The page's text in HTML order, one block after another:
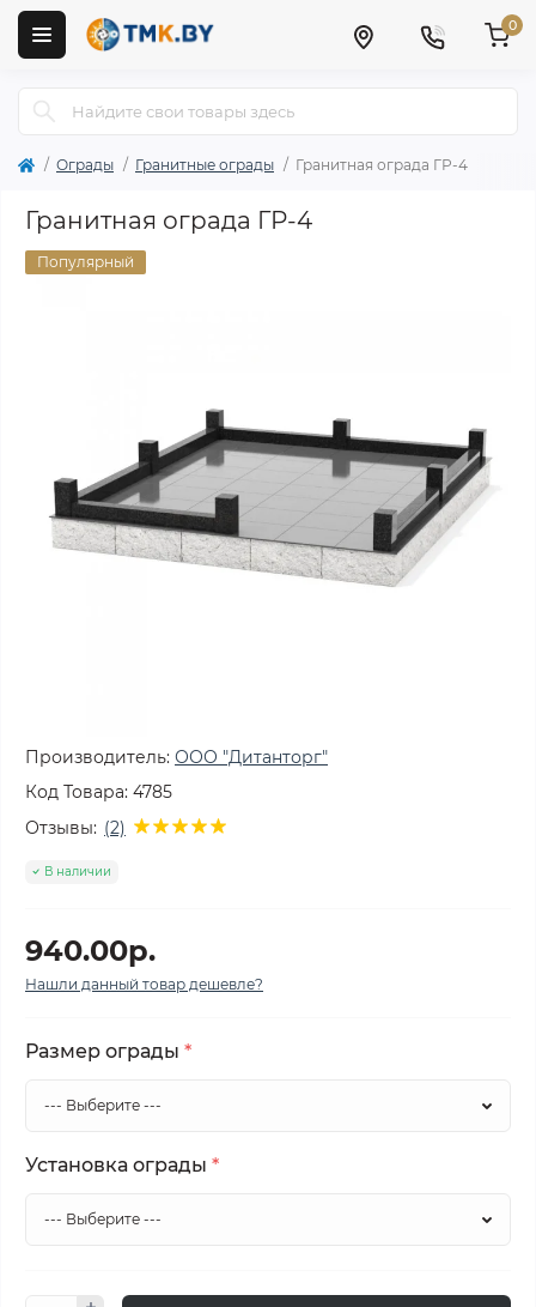
0
Ограды Гранитные ограды Гранитная ограда ГР-4
Гранитная ограда ГР-4
Популярный
Производитель: ООО "Дитанторг"
Код Товара: 4785
Отзывы: (2)
В наличии
940.00р.
Нашли данный товар дешевле?
Размер ограды *
Установка ограды *